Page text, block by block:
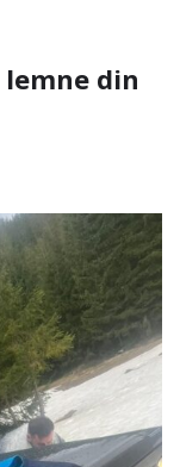
lemne din